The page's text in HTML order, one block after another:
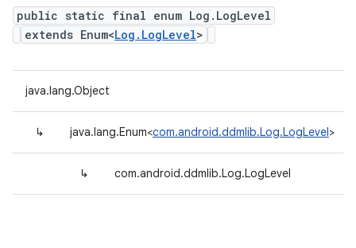
public static final enum Log.LogLevel
extends Enum<Log.LogLevel>
java.lang.Object
↳ java.lang.Enum<com.android.ddmlib.Log.LogLevel>
↳ com.android.ddmlib.Log.LogLevel